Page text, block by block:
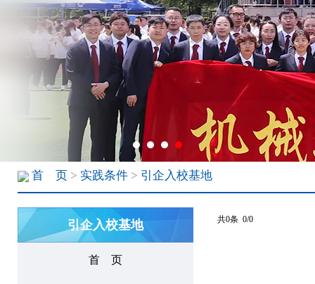
首 页 > 实践条件 > 引企入校基地
引企入校基地
首 页
共0条 0/0